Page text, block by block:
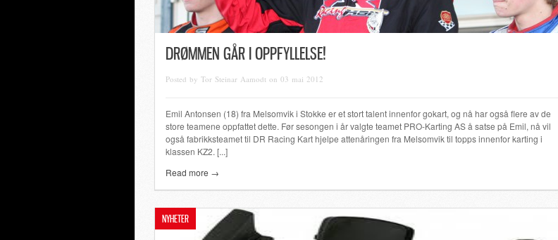
DRØMMEN GÅR I OPPFYLLELSE!
Posted by Tor Steinar Aamodt on 03 mai 2012
Emil Antonsen (18) fra Melsomvik i Stokke er et stort talent innenfor gokart, og nå har også flere av de
store teamene oppfattet dette. Før sesongen i år valgte teamet PRO-Karting AS å satse på Emil, nå vil
også fabrikksteamet til DR Racing Kart hjelpe attenåringen fra Melsomvik til topps innenfor karting i
klassen KZ2. [...]
Read more →
NYHETER